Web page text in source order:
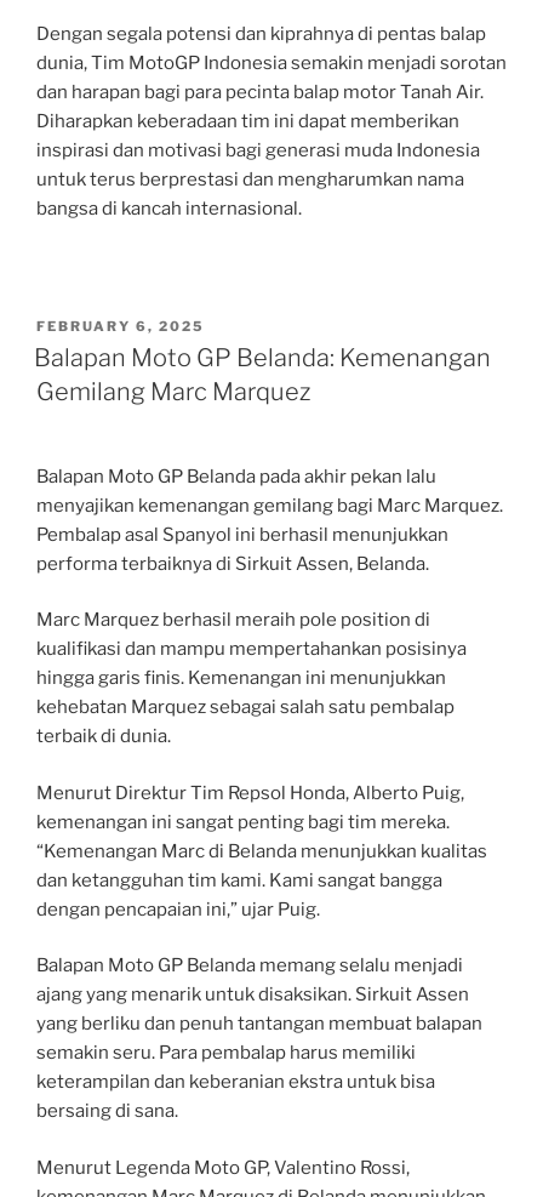
Dengan segala potensi dan kiprahnya di pentas balap
dunia, Tim MotoGP Indonesia semakin menjadi sorotan
dan harapan bagi para pecinta balap motor Tanah Air.
Diharapkan keberadaan tim ini dapat memberikan
inspirasi dan motivasi bagi generasi muda Indonesia
untuk terus berprestasi dan mengharumkan nama
bangsa di kancah internasional.
POSTED
ON
FEBRUARY 6, 2025
Balapan Moto GP Belanda: Kemenangan
Gemilang Marc Marquez
Balapan Moto GP Belanda pada akhir pekan lalu
menyajikan kemenangan gemilang bagi Marc Marquez.
Pembalap asal Spanyol ini berhasil menunjukkan
performa terbaiknya di Sirkuit Assen, Belanda.
Marc Marquez berhasil meraih pole position di
kualifikasi dan mampu mempertahankan posisinya
hingga garis finis. Kemenangan ini menunjukkan
kehebatan Marquez sebagai salah satu pembalap
terbaik di dunia.
Menurut Direktur Tim Repsol Honda, Alberto Puig,
kemenangan ini sangat penting bagi tim mereka.
“Kemenangan Marc di Belanda menunjukkan kualitas
dan ketangguhan tim kami. Kami sangat bangga
dengan pencapaian ini,” ujar Puig.
Balapan Moto GP Belanda memang selalu menjadi
ajang yang menarik untuk disaksikan. Sirkuit Assen
yang berliku dan penuh tantangan membuat balapan
semakin seru. Para pembalap harus memiliki
keterampilan dan keberanian ekstra untuk bisa
bersaing di sana.
Menurut Legenda Moto GP, Valentino Rossi,